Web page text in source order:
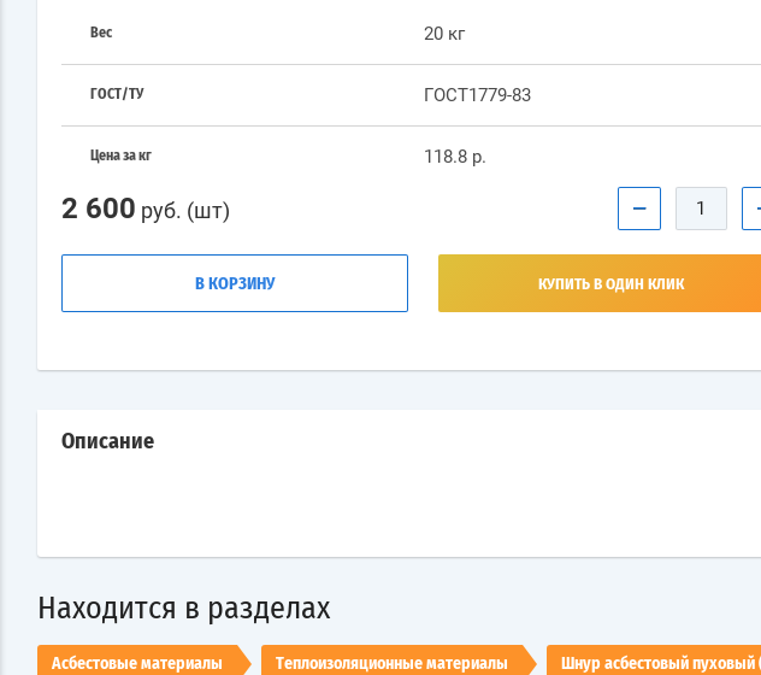
Вес 20 кг
ГОСТ/ТУ ГОСТ1779-83
Цена за кг 118.8 р.
2 600 руб. (шт) −
В КОРЗИНУ КУПИТЬ В ОДИН КЛИК
Описание
Находится в разделах
Асбестовые материалы Теплоизоляционные материалы Шнур асбестовый